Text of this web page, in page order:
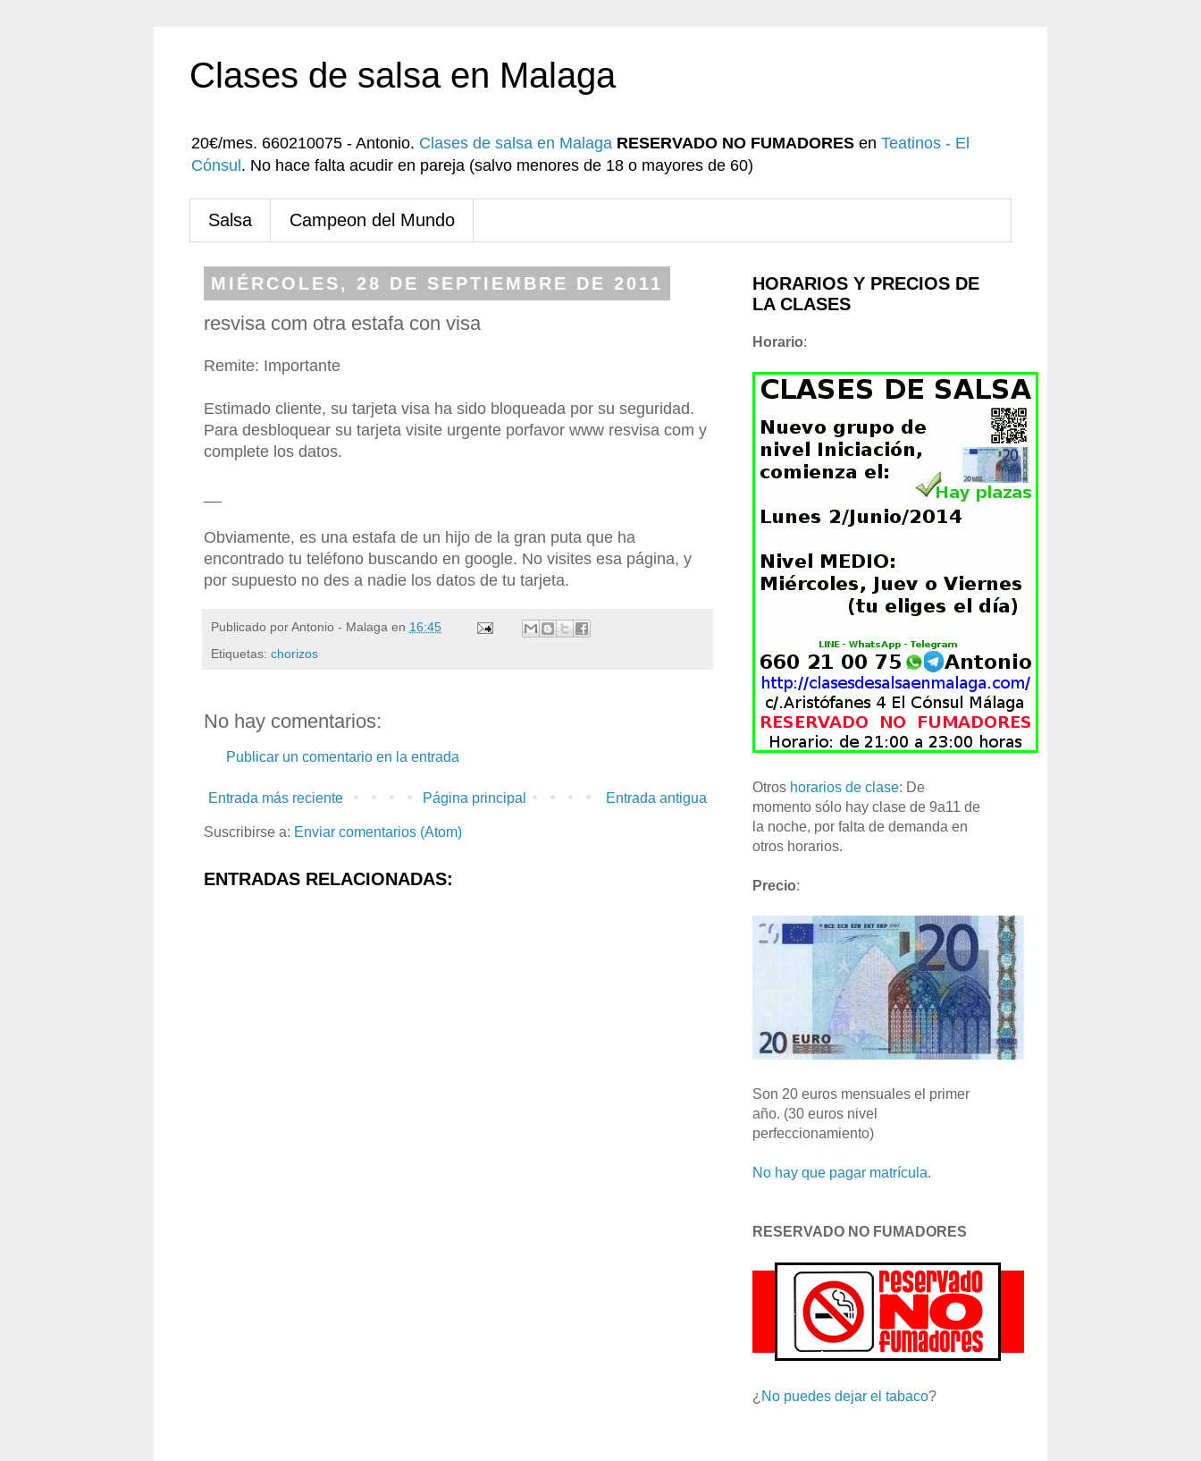
Clases de salsa en Malaga
20€/mes. 660210075 - Antonio. Clases de salsa en Malaga RESERVADO NO FUMADORES en Teatinos - El
Cónsul . No hace falta acudir en pareja (salvo menores de 18 o mayores de 60)
Salsa Campeon del Mundo
MIÉRCOLES, 28 DE SEPTIEMBRE DE 2011
resvisa com otra estafa con visa
Remite: Importante
Estimado cliente, su tarjeta visa ha sido bloqueada por su seguridad.
Para desbloquear su tarjeta visite urgente porfavor www resvisa com y
complete los datos.
Obviamente, es una estafa de un hijo de la gran puta que ha
encontrado tu teléfono buscando en google. No visites esa página, y
por supuesto no des a nadie los datos de tu tarjeta.
Publicado porAntonio - Malaga en 16:45
Etiquetas: chorizos
No hay comentarios:
Publicar un comentario en la entrada
Entrada más reciente Entrada antigua
Página principal
Suscribirse a: Enviar comentarios (Atom)
ENTRADAS RELACIONADAS:
HORARIOS Y PRECIOS DE
LA CLASES
Horario:
Otros horarios de clase: De
momento sólo hay clase de 9a11 de
la noche, por falta de demanda en
otros horarios.
Precio:
Son 20 euros mensuales el primer
año. (30 euros nivel
perfeccionamiento)
No hay que pagar matrícula.
RESERVADO NO FUMADORES
¿ No puedes dejar el tabaco?